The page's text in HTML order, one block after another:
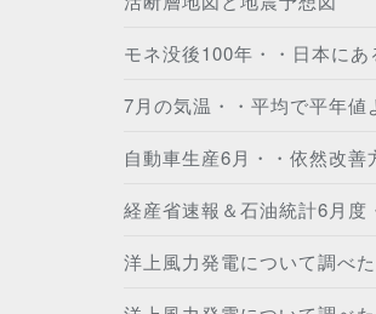
モネ没後100年・・日本にあ
7月の気温・・平均で平年
自動車生産6月・・依然改善
経産省速報＆石油統計6月
洋上風力発電について調べ